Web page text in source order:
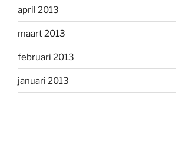
april 2013
maart 2013
februari 2013
januari 2013